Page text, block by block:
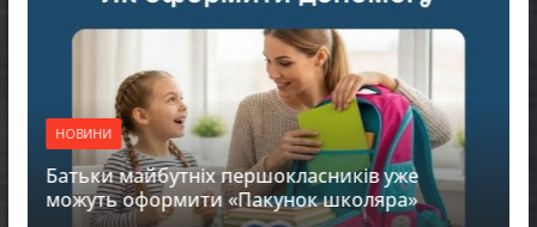
НОВИНИ
Батьки майбутніх першокласників уже
можуть оформити «Пакунок школяра»